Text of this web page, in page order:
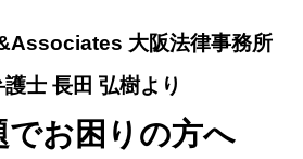
大阪法律事務所
護士 長田 弘樹より
でお困りの方へ